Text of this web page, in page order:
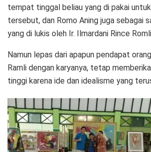
tempat tinggal beliau yang di pakai
tersebut, dan Romo Aning juga sebagai
yang di lukis oleh Ir. Ilmardani Rince
Namun lepas dari apapun pendapat
Ramli dengan karyanya, tetap
tinggi karena ide dan idealisme yang